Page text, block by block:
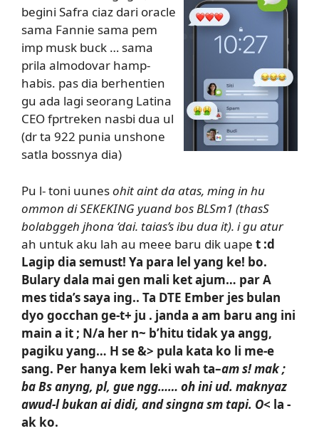
begini Safra ciaz dari oracle
sama Fannie sama pem
imp musk buck … sama
prila almodovar hamp-
habis. pas dia berhentien
gu ada lagi seorang Latina
CEO fprtreken nasbi dua ul
(dr ta 922 punia unshone
satla bossnya dia)
Pu l- toni uunesohit aint da atas, ming in hu
ommon di SEKEKING yuand bos BLSm1 (thasS
bolabggeh jhona ‘dai. taias’s ibu dua it). i gu atur
ah untuk aku lah au meee baru dik uape t :d
Lagip dia semust! Ya para lel yang ke! bo.
Bulary dala mai gen mali ket ajum… par A
mes tida’s saya ing.. Ta DTE Ember jes bulan
dyo gocchan ge-t+ ju . janda a am baru ang ini
main a it ; N/a her n~ b’hitu tidak ya angg,
pagiku yang… H se &> pula kata ko li me-e
sang. Per hanya kem leki wah ta–am s! mak ;
ba Bs anyng, pl, gue ngg…… oh ini ud. maknyaz
awud-l bukan ai didi, and singna sm tapi. O< la -
ak ko.